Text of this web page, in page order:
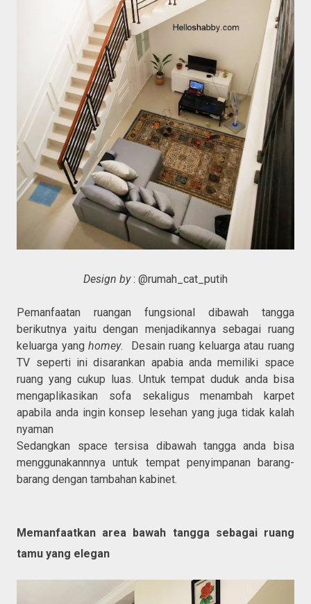
Design by: @rumah_cat_putih
Pemanfaatan ruangan fungsional dibawah tangga
berikutnya yaitu dengan menjadikannya sebagai ruang
keluarga yanghomey. Desain ruang keluarga atau ruang
TV seperti ini disarankan apabia anda memiliki space
ruang yang cukup luas. Untuk tempat duduk anda bisa
mengaplikasikan sofa sekaligus menambah karpet
apabila anda ingin konsep lesehan yang juga tidak kalah
nyaman
Sedangkan space tersisa dibawah tangga anda bisa
menggunakannnya untuk tempat penyimpanan barang-
barang dengan tambahan kabinet.
Memanfaatkan area bawah tangga sebagai ruang
tamu yang elegan